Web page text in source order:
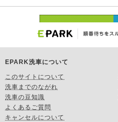
EPARK洗車について
このサイトについて
洗車までのながれ
洗車の豆知識
よくあるご質問
キャンセルについて